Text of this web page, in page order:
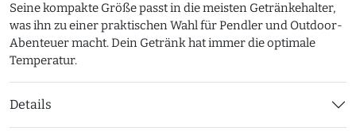
Seine kompakte Größe passt in die meisten Getränkehalter,
was ihn zu einer praktischen Wahl für Pendler und Outdoor-
Abenteuer macht. Dein Getränk hat immer die optimale
Temperatur.
Details